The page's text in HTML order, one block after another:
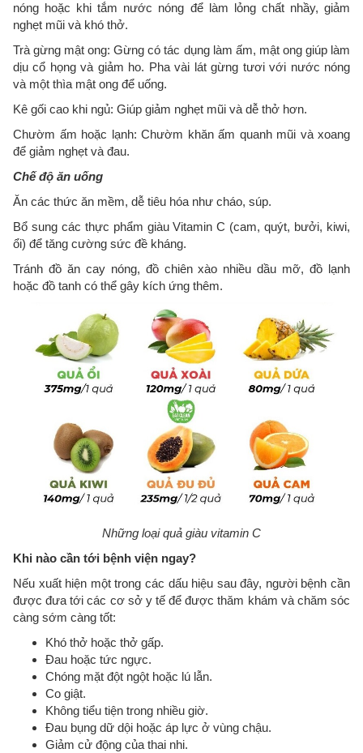
nóng hoặc khi tắm nước nóng để làm lỏng chất nhầy, giảm
nghẹt mũi và khó thở.
Trà gừng mật ong: Gừng có tác dụng làm ấm, mật ong giúp làm
dịu cổ họng và giảm ho. Pha vài lát gừng tươi với nước nóng
và một thìa mật ong để uống.
Kê gối cao khi ngủ: Giúp giảm nghẹt mũi và dễ thở hơn.
Chườm ấm hoặc lạnh: Chườm khăn ấm quanh mũi và xoang
để giảm nghẹt và đau.
Chế độ ăn uống
Ăn các thức ăn mềm, dễ tiêu hóa như cháo, súp.
Bổ sung các thực phẩm giàu Vitamin C (cam, quýt, bưởi, kiwi,
ổi) để tăng cường sức đề kháng.
Tránh đồ ăn cay nóng, đồ chiên xào nhiều dầu mỡ, đồ lạnh
hoặc đồ tanh có thể gây kích ứng thêm.
Những loại quả giàu vitamin C
Khi nào cần tới bệnh viện ngay?
Nếu xuất hiện một trong các dấu hiệu sau đây, người bệnh cần
được đưa tới các cơ sở y tế để được thăm khám và chăm sóc
càng sớm càng tốt:
Khó thở hoặc thở gấp.
Đau hoặc tức ngực.
Chóng mặt đột ngột hoặc lú lẫn.
Co giật.
Không tiểu tiện trong nhiều giờ.
Đau bụng dữ dội hoặc áp lực ở vùng chậu.
Giảm cử động của thai nhi.